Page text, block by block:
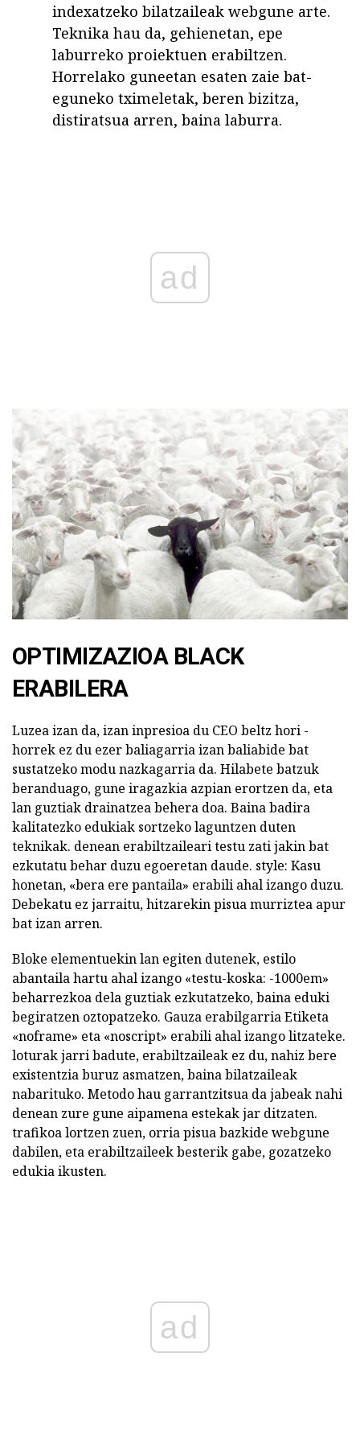
indexatzeko bilatzaileak webgune arte.
Teknika hau da, gehienetan, epe
laburreko proiektuen erabiltzen.
Horrelako guneetan esaten zaie bat-
eguneko tximeletak, beren bizitza,
distiratsua arren, baina laburra.
ad
OPTIMIZAZIOA BLACK
ERABILERA
Luzea izan da, izan inpresioa du CEO beltz hori -
horrek ez du ezer baliagarria izan baliabide bat
sustatzeko modu nazkagarria da. Hilabete batzuk
beranduago, gune iragazkia azpian erortzen da, eta
lan guztiak drainatzea behera doa. Baina badira
kalitatezko edukiak sortzeko laguntzen duten
teknikak. denean erabiltzaileari testu zati jakin bat
ezkutatu behar duzu egoeretan daude. style: Kasu
honetan, «bera ere pantaila» erabili ahal izango duzu.
Debekatu ez jarraitu, hitzarekin pisua murriztea apur
bat izan arren.
Bloke elementuekin lan egiten dutenek, estilo
abantaila hartu ahal izango «testu-koska: -1000em»
beharrezkoa dela guztiak ezkutatzeko, baina eduki
begiratzen oztopatzeko. Gauza erabilgarria Etiketa
«noframe» eta «noscript» erabili ahal izango litzateke.
loturak jarri badute, erabiltzaileak ez du, nahiz bere
existentzia buruz asmatzen, baina bilatzaileak
nabarituko. Metodo hau garrantzitsua da jabeak nahi
denean zure gune aipamena estekak jar ditzaten.
trafikoa lortzen zuen, orria pisua bazkide webgune
dabilen, eta erabiltzaileek besterik gabe, gozatzeko
edukia ikusten.
ad